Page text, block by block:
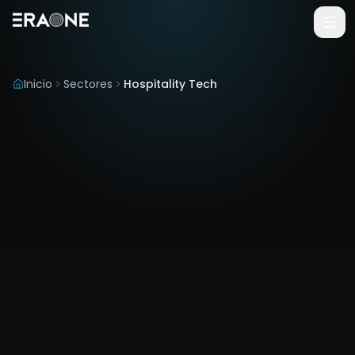
Vai al contenuto principale
Inicio Sectores Hospitality Tech